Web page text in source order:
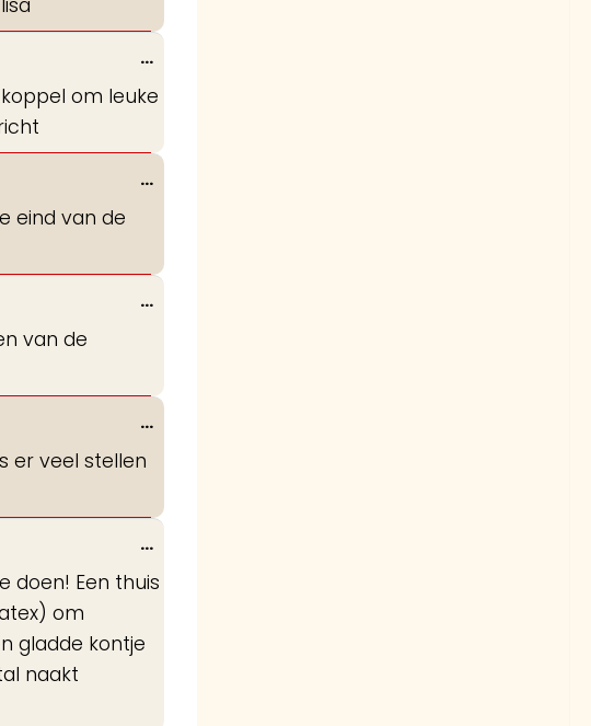
om leuke
...Wissel
metabox.
eind van de
...Wissel
van de
...Wissel
er veel stellen
...Wissel
doen! Een thuis
om
gladde kontje
naakt
...Wissel
metabox.